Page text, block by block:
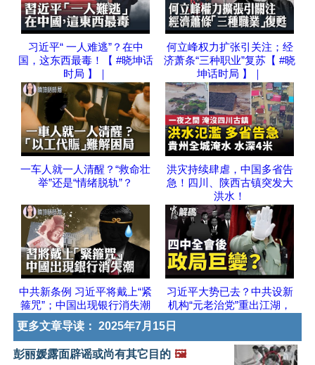
习近平“ 一人难逃”？在中
国，这东西最毒！【 #晓坤话
时局 】｜
何立峰权力扩张引关注；经
济萧条“三种职业”复苏【 #晓
坤话时局 】｜
一车人就一人清醒？“救命壮
举”还是“情绪脱轨”？
洪灾持续肆虐，中国多省告
急！四川、陕西古镇突发大
洪水！
中共新条例 习近平将戴上“紧
箍咒”；中国出现银行消失潮
习近平大势已去？中共设新
机构“元老治党”重出江湖，
更多文章导读： 2025年7月15日
彭丽媛露面辟谣或尚有其它目的 🖼️